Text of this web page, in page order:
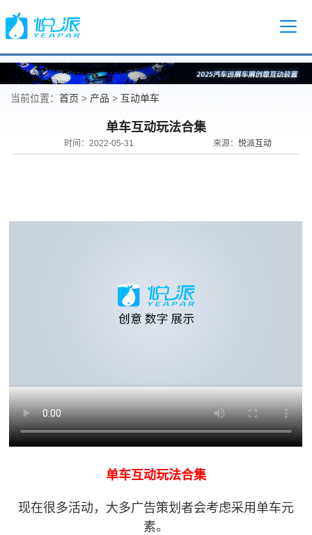
当前位置： 首页 > 产品 > 互动单车
单车互动玩法合集
时间：2022-05-31 来源： 悦派互动
单车互动玩法合集
现在很多活动，大多广告策划者会考虑采用单车元
素。